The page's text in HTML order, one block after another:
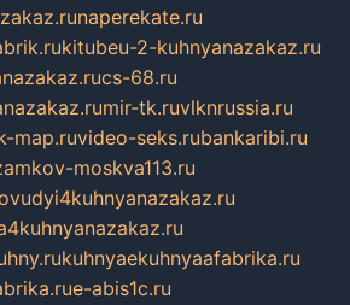
naperekate.ru
kitubeu-2-kuhnyanazakaz.ru
cs-68.ru
mir-tk.ruvlknrussia.ru
map.ruvideo-seks.rubankaribi.ru
moskva113.ru
kuhnyaekuhnyaafabrika.ru
e-abis1c.ru